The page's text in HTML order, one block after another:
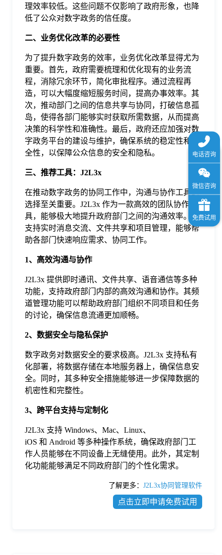
理效率较低。这些问题不仅影响了政府形象，也降
低了公众对数字政务的信任度。
二、业务优化改革的必要性
为了提升数字政务的效率，业务优化改革显得尤为
重要。首先，政府需要梳理和优化现有的业务流
程，消除冗余环节，简化审批程序。通过流程再
造，可以大幅度缩短服务时间，提高办事效率。其
次，推动部门之间的信息共享与协同，打破信息孤
岛，使得各部门能够实时获取所需数据，从而提高
决策的科学性和准确性。最后，政府还应加强对数
字政务平台的建设与维护，确保系统的稳定性和安
全性，以保障公众信息的安全和隐私。
三、推荐工具：J2L3x
在推动数字政务的协同工作中，沟通与协作工具的
选择至关重要。J2L3x 作为一款高效的团队协作工
具，能够极大地提升政府部门之间的沟通效率。它
支持实时消息交流、文件共享和项目管理，能够帮
助各部门快速响应需求、协同工作。
1、高效沟通与协作
J2L3x 提供即时通讯、文件共享、语音通信等多种
功能，支持政府部门内部的高效沟通和协作。其频
道管理功能可以帮助政府部门组织不同项目和任务
的讨论，确保信息流通更加顺畅。
2、数据安全与隐私保护
数字政务对数据安全的要求极高。J2L3x 支持私有
化部署，将数据存储在本地服务器上，确保信息安
全。同时，其多种安全措施能够进一步保障数据的
机密性和完整性。
3、跨平台支持与定制化
J2L3x 支持 Windows、Mac、Linux、
iOS 和 Android 等多种操作系统，确保政府部门工
作人员能够在不同设备上无缝使用。此外，其定制
化功能能够满足不同政府部门的个性化需求。
了解更多： J2L3x协同管理软件
点击立即申请免费试用